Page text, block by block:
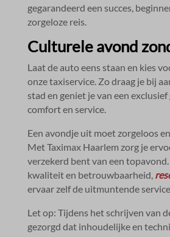
gegarandeerd een succes,
zorgeloze reis.​
Culturele avond
Laat de auto eens staan en kies
onze taxiservice.​ Zo draag je bij
stad en geniet je van een exclusief
comfort en service.​
Een avondje uit moet zorgeloos
Met Taximax Haarlem zorg je
verzekerd bent van een
kwaliteit en betrouwbaarheid,
ervaar zelf de uitmuntende
Let op: Tijdens het schrijven van
gezorgd dat inhoudelijke en